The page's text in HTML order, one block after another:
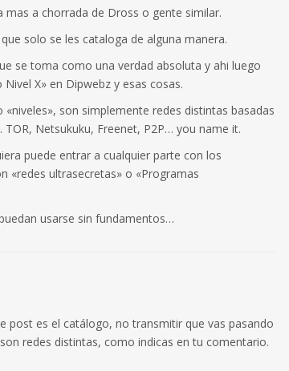
a chorrada de Dross o gente similar.
solo se les cataloga de alguna manera.
se toma como una verdad absoluta y ahi luego
X» en Dipwebz y esas cosas.
son simplemente redes distintas basadas
Netsukuku, Freenet, P2P… you name it.
puede entrar a cualquier parte con los
«redes ultrasecretas» o «Programas
usarse sin fundamentos…
post es el catálogo, no transmitir que vas pasando
redes distintas, como indicas en tu comentario.